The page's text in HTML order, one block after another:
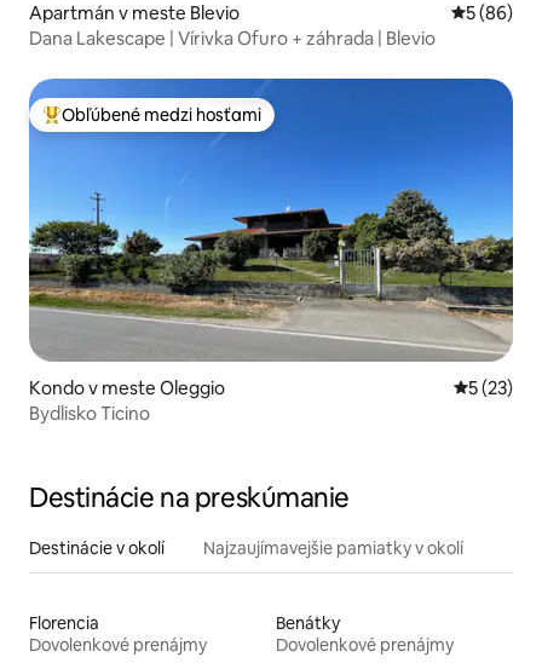
Apartmán v meste Blevio
5 (86)
Dana Lakescape | Vírivka Ofuro + záhrada | Blevio
Najobľúbenejšie medzi hosťami
Obľúbené medzi hosťami
Kondo v meste Oleggio
5 (23)
Bydlisko Ticino
Destinácie na preskúmanie
Destinácie v okolí Najzaujímavejšie pamiatky v okolí
Florencia
Dovolenkové prenájmy
Benátky
Dovolenkové prenájmy